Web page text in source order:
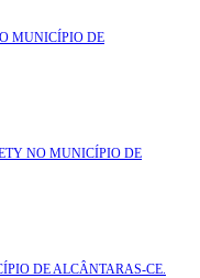
MUNICÍPIO DE
NO MUNICÍPIO DE
DE ALCÂNTARAS-CE.